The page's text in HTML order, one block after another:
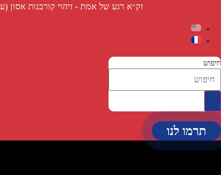
זק״א רגע של אמת - זיהוי קורבנות אסון
חיפוש
תרמו לנו